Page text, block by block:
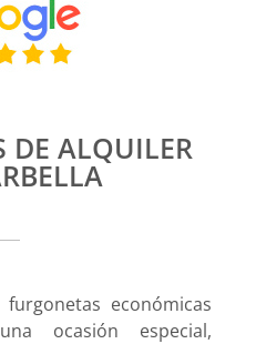
DE ALQUILER
económicas
ocasión especial,